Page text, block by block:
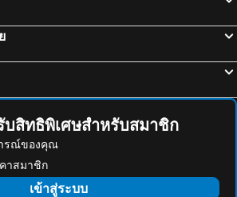
บสิทธิพิเศษสำหรับสมาชิก
รณ์ของคุณ
าสมาชิก
เข้าสู่ระบบ